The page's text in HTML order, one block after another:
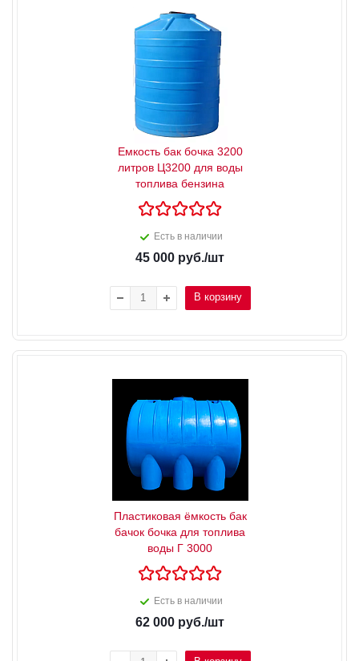
Емкость бак бочка 3200
литров Ц3200 для воды
топлива бензина
Есть в наличии
45 000 руб./шт
В корзину
Пластиковая ёмкость бак
бачок бочка для топлива
воды Г 3000
Есть в наличии
62 000 руб./шт